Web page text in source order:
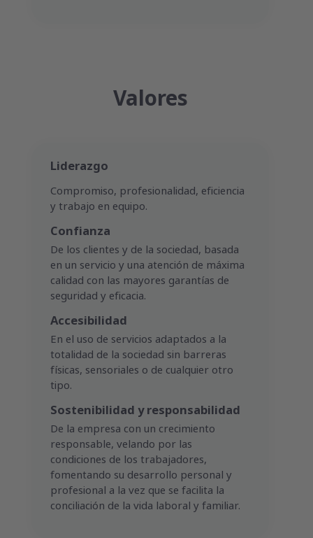
Valores
Liderazgo
Compromiso, profesionalidad, eficiencia
y trabajo en equipo.
Confianza
De los clientes y de la sociedad, basada
en un servicio y una atención de máxima
calidad con las mayores garantías de
seguridad y eficacia.
Accesibilidad
En el uso de servicios adaptados a la
totalidad de la sociedad sin barreras
físicas, sensoriales o de cualquier otro
tipo.
Sostenibilidad y responsabilidad
De la empresa con un crecimiento
responsable, velando por las
condiciones de los trabajadores,
fomentando su desarrollo personal y
profesional a la vez que se facilita la
conciliación de la vida laboral y familiar.